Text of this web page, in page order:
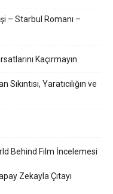
– Starbul Romanı –
Kaçırmayın
Yaratıcılığın ve
Behind Film İncelemesi
Zekayla Çıtayı